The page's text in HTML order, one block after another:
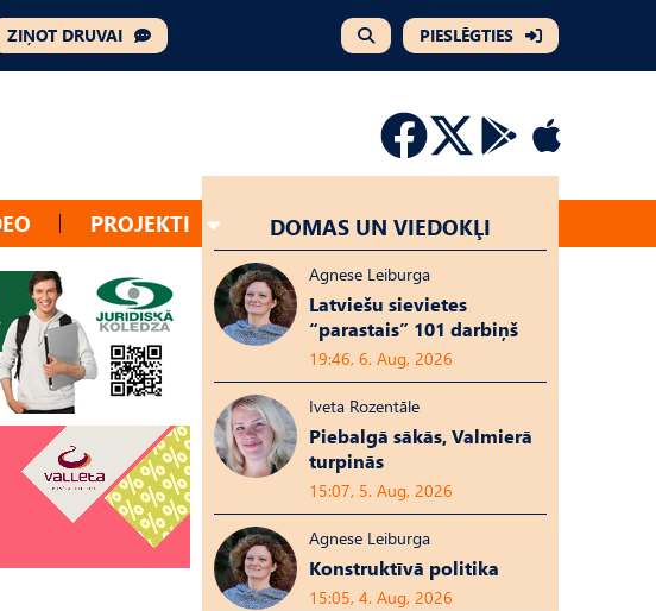
ZIŅOT DRUVAI PIESLĒGTIES
PROJEKTI DOMAS UN VIEDOKĻI
Agnese Leiburga
Latviešu sievietes
“parastais” 101 darbiņš
19:46, 6. Aug, 2026
Iveta Rozentāle
Piebalgā sākās, Valmierā
turpinās
15:07, 5. Aug, 2026
Agnese Leiburga
Konstruktīvā politika
15:05, 4. Aug, 2026